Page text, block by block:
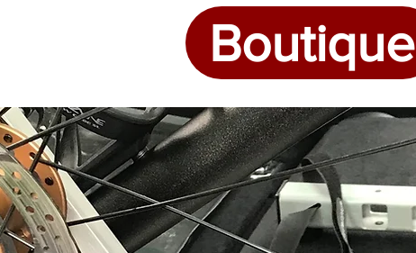
Boutique